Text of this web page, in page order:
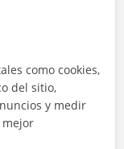
como cookies,
del sitio,
y medir
mejor